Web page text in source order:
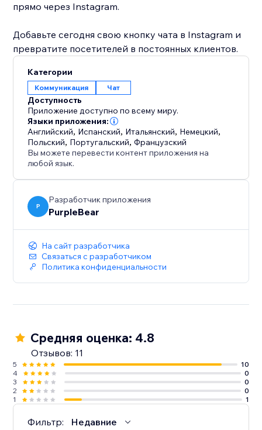
прямо через Instagram.
Добавьте сегодня свою кнопку чата в Instagram и
превратите посетителей в постоянных клиентов.
Категории
Коммуникация Чат
Доступность
Приложение доступно по всему миру.
Языки приложения:
Английский, Испанский, Итальянский, Немецкий,
Польский, Португальский,Французский
Вы можете перевести контент приложения на
любой язык.
P
Разработчик приложения
PurpleBear
На сайт разработчика
Связаться с разработчиком
Политика конфиденциальности
Средняя оценка: 4.8
Отзывов: 11
5
10
4
0
3
0
2
0
1
1
Фильтр: Недавние